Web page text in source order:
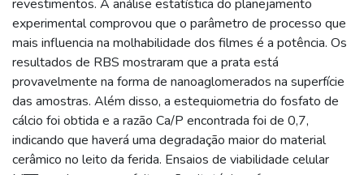
revestimentos. A análise estatística do planejamento
experimental comprovou que o parâmetro de processo que
mais influencia na molhabilidade dos filmes é a potência. Os
resultados de RBS mostraram que a prata está
provavelmente na forma de nanoaglomerados na superfície
das amostras. Além disso, a estequiometria do fosfato de
cálcio foi obtida e a razão Ca/P encontrada foi de 0,7,
indicando que haverá uma degradação maior do material
cerâmico no leito da ferida. Ensaios de viabilidade celular